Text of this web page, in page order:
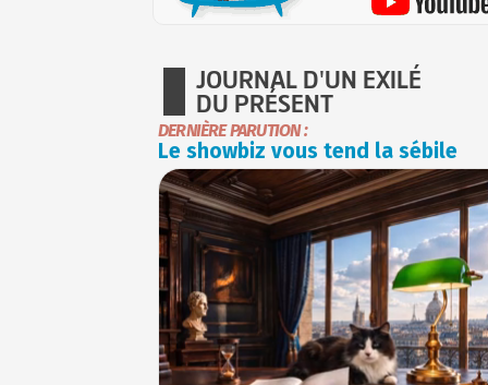
JOURNAL D'UN EXILÉ
DU PRÉSENT
DERNIÈRE PARUTION :
Le showbiz vous tend la sébile